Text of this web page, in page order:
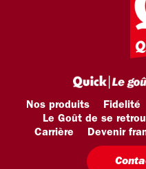
Nos produits Fidelité
Le Goût de se
Carrière
Devenir